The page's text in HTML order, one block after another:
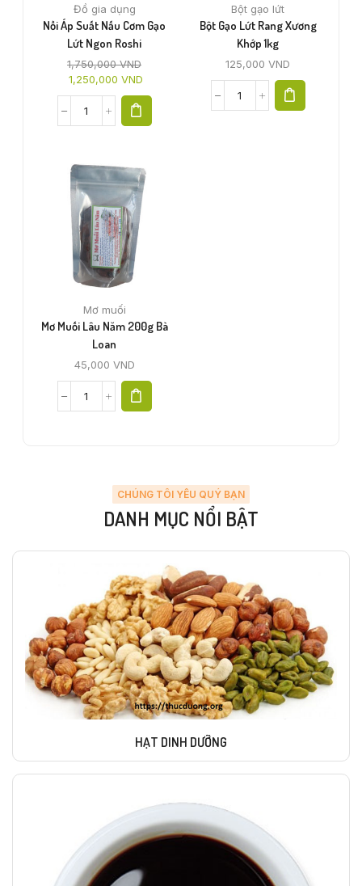
Đồ gia dụng
Nồi Áp Suất Nấu Cơm Gạo
Lứt Ngon Roshi
1,750,000VND
1,250,000 VND
Bột gạo lứt
Bột Gạo Lứt Rang Xương
Khớp 1kg
125,000 VND
Mơ muối
Mơ Muối Lâu Năm 200g Bà
Loan
45,000 VND
CHÚNG TÔI YÊU QUÝ BẠN
DANH MỤC NỔI BẬT
HẠT DINH DƯỠNG